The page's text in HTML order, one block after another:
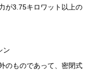
が3.75キロワット以上の
ン
のものであって、密閉式